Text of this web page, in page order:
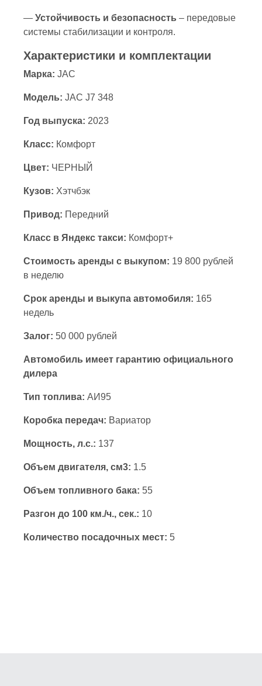
— Устойчивость и безопасность – передовые
системы стабилизации и контроля.
Характеристики и комплектации
Марка: JAC
Модель: JAC J7 348
Год выпуска: 2023
Класс: Комфорт
Цвет: ЧЕРНЫЙ
Кузов: Хэтчбэк
Привод: Передний
Класс в Яндекс такси: Комфорт+
Стоимость аренды с выкупом: 19 800 рублей
в неделю
Срок аренды и выкупа автомобиля: 165
недель
Залог: 50 000 рублей
Автомобиль имеет гарантию официального
дилера
Тип топлива: АИ95
Коробка передач: Вариатор
Мощность, л.с.: 137
Объем двигателя, см3: 1.5
Объем топливного бака: 55
Разгон до 100 км./ч., сек.: 10
Количество посадочных мест: 5